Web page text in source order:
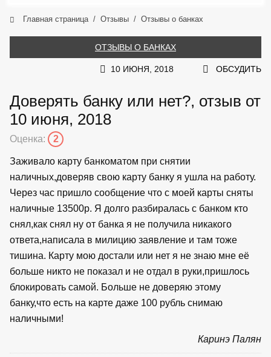
Главная страница Отзывы Отзывы о банках
ОТЗЫВЫ О БАНКАХ
10 ИЮНЯ, 2018 ОБСУДИТЬ
Доверять банку или нет?, отзыв от
10 июня, 2018
Оценка: 2
Заживало карту банкоматом при снятии
наличных,доверяв свою карту банку я ушла на работу.
Через час пришло сообщение что с моей карты сняты
наличные 13500р. Я долго разбиралась с банком кто
снял,как снял ну от банка я не получила никакого
ответа,написала в милицию заявление и там тоже
тишина. Карту мою достали или нет я не знаю мне её
больше никто не показал и не отдал в руки,пришлось
блокировать самой. Больше не доверяю этому
банку,что есть на карте даже 100 рубль снимаю
наличными!
Каринэ Палян